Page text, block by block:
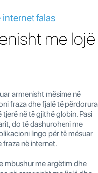
falas
me lojë
armenisht mësime në
fraza dhe fjalë të përdorura
në të gjithë globin. Pasi
do të dashuroheni me
lingo për të mësuar
fraza në internet.
mbushur me argëtim dhe